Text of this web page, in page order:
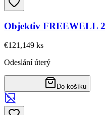
Objektiv FREEWELL
€121,149 ks
Odeslání úterý
Do košíku